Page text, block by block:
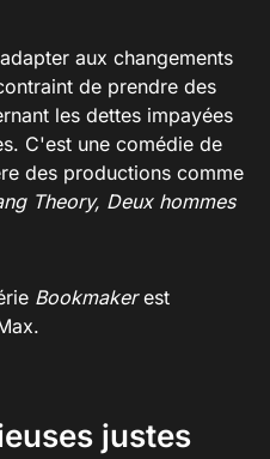
aux changements
de prendre des
les dettes impayées
C'est une comédie de
des productions comme
Theory, Deux hommes
Bookmakerest
justes